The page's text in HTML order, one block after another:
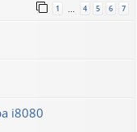
1 … 4 5 6 7
i8080